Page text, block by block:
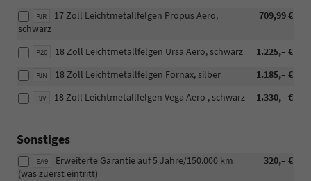
PJR 709,99 €
17 Zoll Leichtmetallfelgen Propus Aero,
schwarz
P20 1.225,– €
18 Zoll Leichtmetallfelgen Ursa Aero, schwarz
PJN 1.185,– €
18 Zoll Leichtmetallfelgen Fornax, silber
PJV 1.330,– €
18 Zoll Leichtmetallfelgen Vega Aero , schwarz
Sonstiges
EA9 320,– €
Erweiterte Garantie auf 5 Jahre/150.000 km
(was zuerst eintritt)